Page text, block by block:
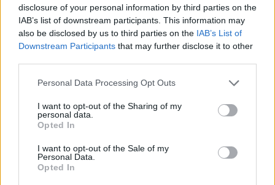
disclosure of your personal information by third parties on the
IAB’s list of downstream participants. This information may
also be disclosed by us to third parties on the IAB’s List of
Downstream Participants that may further disclose it to other
Please note that this website/app uses one or more Google
not limited to your visit or usage behaviour. You may click to
grant or deny consent to Google and its third-party tags to
use your data for below specified purposes in below Google
consent section.
Personal Data Processing Opt Outs
I want to opt-out of the Sharing of my
personal data.
Opted In
I want to opt-out of the Sale of my
Personal Data.
Opted In
Bemutatkozik a PERFEKT csapata: #4
Forgó Melinda, képzési központ vezető
2025. február 11.
tapasztalat és elkötelezettség nélkül nehéz helytállni.
Forgó Melinda, a Perfekt Képzési Központ vezetője több...